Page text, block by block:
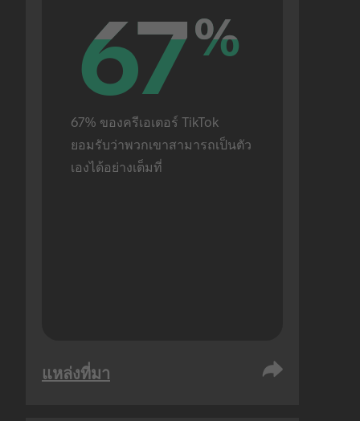
67%
67%
67% ของครีเอเตอร์ TikTok
ยอมรับว่าพวกเขาสามารถเป็นตัว
เองได้อย่างเต็มที่
แหล่งที่มา